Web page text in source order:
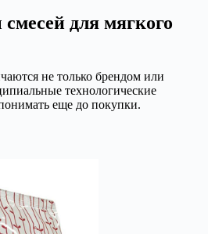
для мягкого
не только брендом или
технологические
еще до покупки.